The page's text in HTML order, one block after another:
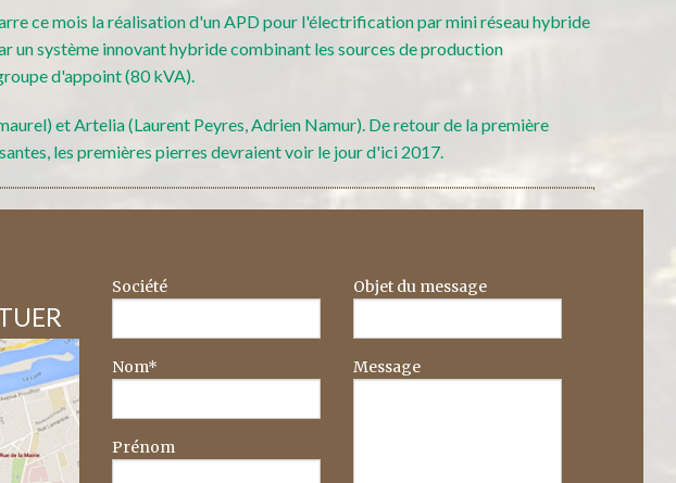
ce mois la réalisation d'un APD pour l'électrification par mini réseau hybride
un système innovant hybride combinant les sources de production
d'appoint (80 kVA).
et Artelia (Laurent Peyres, Adrien Namur). De retour de la première
les premières pierres devraient voir le jour d'ici 2017.
Société
Nom*
Prénom
Objet du message
Message